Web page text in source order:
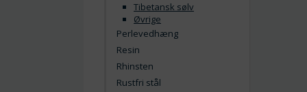
Tibetansk sølv
Øvrige
Perlevedhæng
Resin
Rhinsten
Rustfri stål